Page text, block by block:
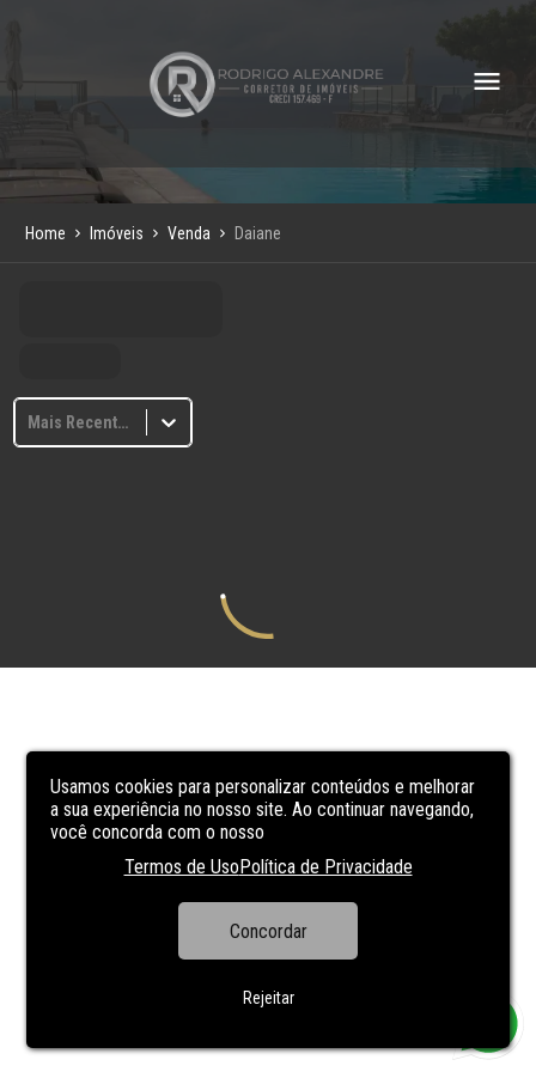
Usamos cookies para personalizar conteúdos e melhorar
a sua experiência no nosso site. Ao continuar navegando,
você concorda com o nosso
Termos de UsoPolítica de Privacidade
Concordar
Rejeitar
Home Imóveis Venda Daiane
Mais Recentes